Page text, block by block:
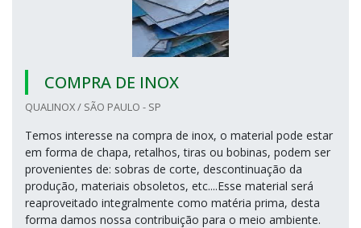
COMPRA DE INOX
QUALINOX / SÃO PAULO - SP
Temos interesse na compra de inox, o material pode estar
em forma de chapa, retalhos, tiras ou bobinas, podem ser
provenientes de: sobras de corte, descontinuação da
produção, materiais obsoletos, etc....Esse material será
reaproveitado integralmente como matéria prima, desta
forma damos nossa contribuição para o meio ambiente.